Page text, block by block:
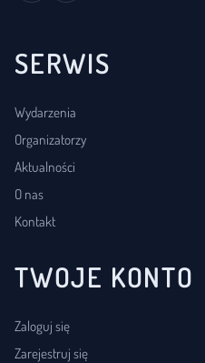
SERWIS
Wydarzenia
Organizatorzy
Aktualności
O nas
Kontakt
TWOJE KONTO
Zaloguj się
Zarejestruj się